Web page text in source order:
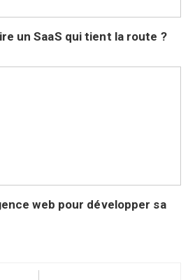
un SaaS qui tient la route ?
web pour développer sa